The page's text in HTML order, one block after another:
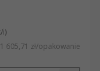
i)
1 605,71 zł/opakowanie